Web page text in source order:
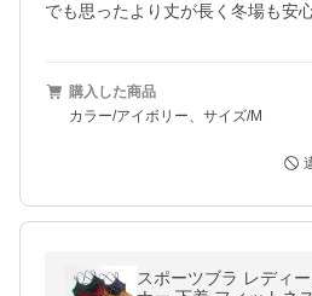
でも思ったより丈が長く冬場も安
購入した商品
カラー/アイボリー、サイズ/M
スポーツブラ レディ